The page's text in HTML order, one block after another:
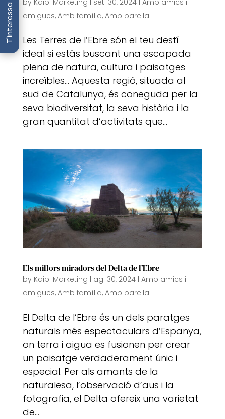
T'interessa
amigues, Amb família, Amb parella
Les Terres de l’Ebre són el teu destí
ideal si estàs buscant una escapada
plena de natura, cultura i paisatges
increïbles… Aquesta regió, situada al
sud de Catalunya, és coneguda per la
seva biodiversitat, la seva història i la
gran quantitat d’activitats que...
Els millors miradors del Delta de l’Ebre
by Kaipi Marketing | ag. 30, 2024| Amb amics i
amigues, Amb família, Amb parella
El Delta de l’Ebre és un dels paratges
naturals més espectaculars d’Espanya,
on terra i aigua es fusionen per crear
un paisatge verdaderament únic i
especial. Per als amants de la
naturalesa, l’observació d’aus i la
fotografia, el Delta ofereix una varietat
de...